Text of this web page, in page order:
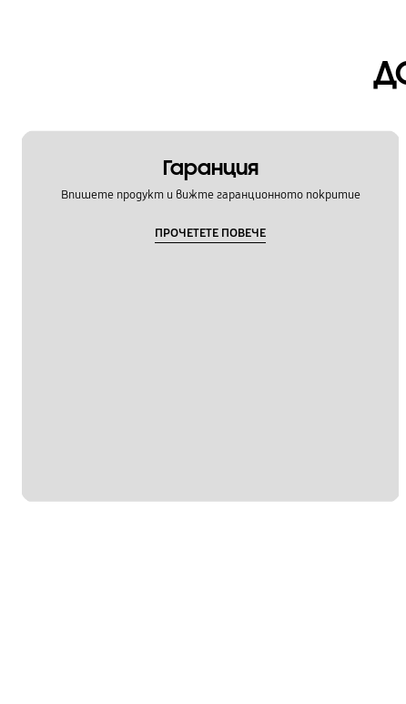
Гаранция
Впишете продукт и вижте гаранционното покритие
ПРОЧЕТЕТЕ ПОВЕЧЕ